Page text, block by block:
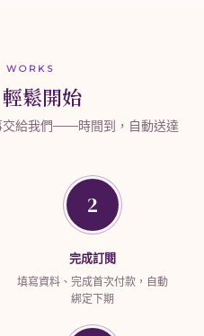
WORKS
鬆開始
交給我們——時間到，自動送達
2
完成訂閱
填寫資料、完成首次付款，自動
綁定下期